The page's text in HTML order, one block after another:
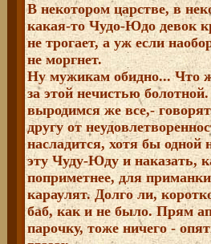
В некотором царстве, в
какая-то Чудо-Юдо девок
не трогает, а уж если
не моргнет.
Ну мужикам обидно... Что
за этой нечистью
выродимся же все,-
другу от
насладится, хотя бы
эту Чуду-Юду и наказать,
поприметнее, для
караулят. Долго ли,
баб, как и не было. Прям
парочку, тоже ничего -